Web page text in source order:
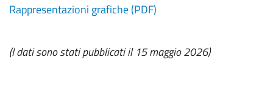
Rappresentazioni grafiche (PDF)
(I dati sono stati pubblicati il 15 maggio 2026)